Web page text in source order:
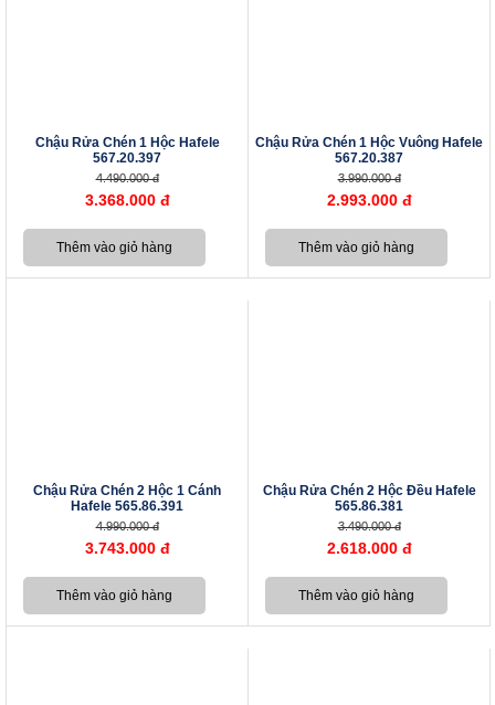
Chậu Rửa Chén 1 Hộc Hafele
567.20.397
4.490.000 đ
3.368.000 đ
Chậu Rửa Chén 1 Hộc Vuông Hafele
567.20.387
3.990.000 đ
2.993.000 đ
Chậu Rửa Chén 2 Hộc 1 Cánh
Hafele 565.86.391
4.990.000 đ
3.743.000 đ
Chậu Rửa Chén 2 Hộc Đều Hafele
565.86.381
3.490.000 đ
2.618.000 đ